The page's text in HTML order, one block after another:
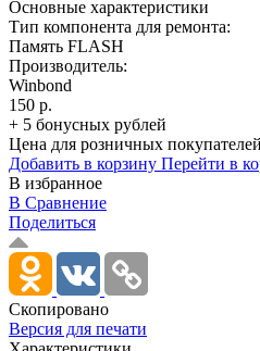
Основные характеристики
Тип компонента для ремонта:
Память FLASH
Производитель:
Winbond
150 р.
+ 5 бонусных рублей
Цена для розничных покупателей
Добавить в корзину Перейти в
В избранное
В Сравнение
Поделиться
Скопировано
Версия для печати